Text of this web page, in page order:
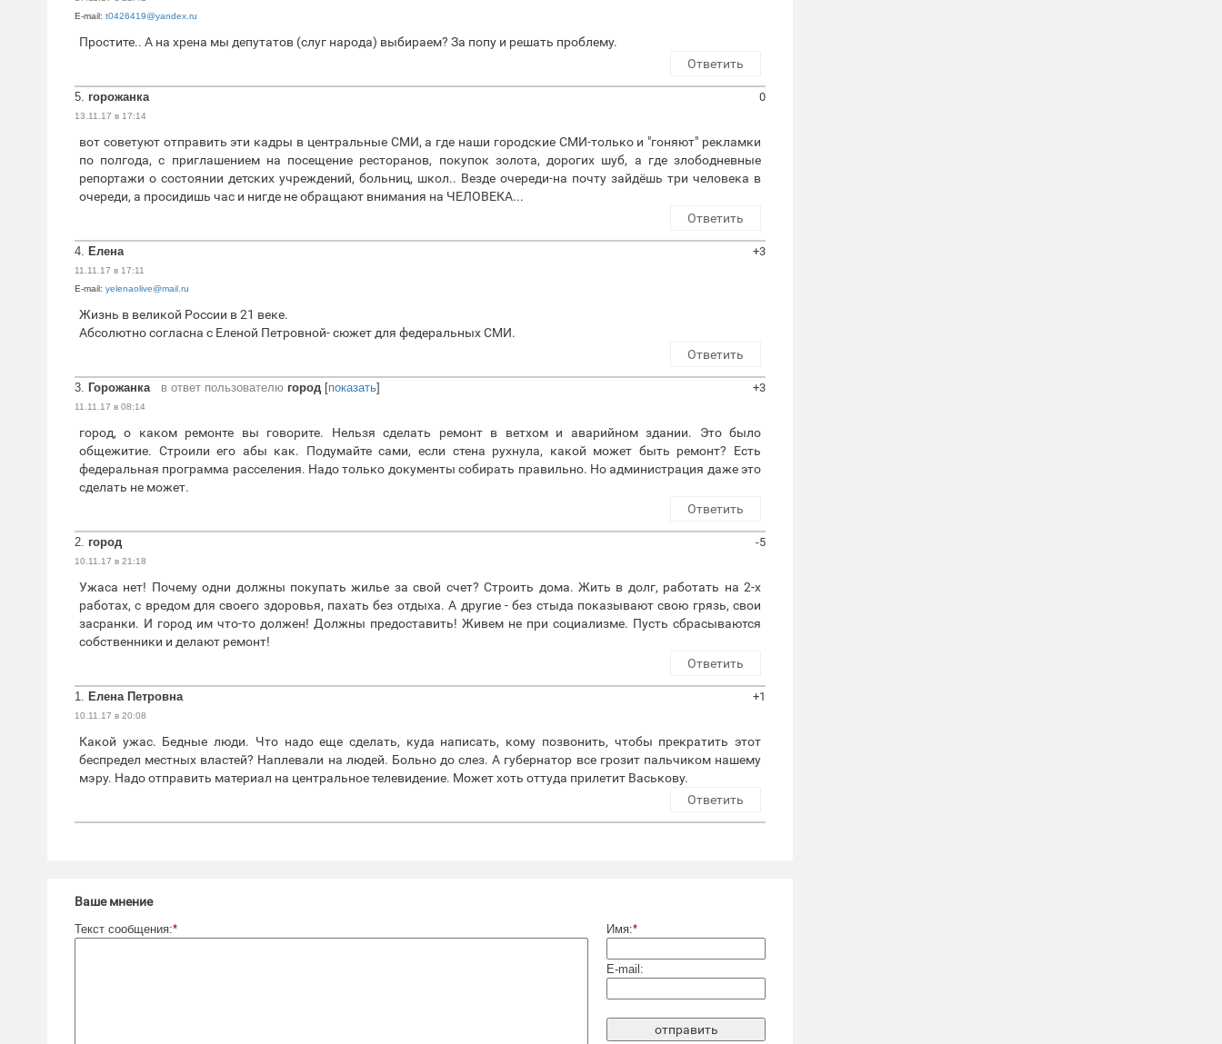
E-mail: t0426419@yandex.ru
Простите.. А на хрена мы депутатов (слуг народа) выбираем? За попу и решать проблему.
Ответить
5. горожанка
13.11.17 в 17:14
0
вот советуют отправить эти кадры в центральные СМИ, а где наши городские СМИ-только и "гоняют" рекламки
по полгода, с приглашением на посещение ресторанов, покупок золота, дорогих шуб, а где злободневные
репортажи о состоянии детских учреждений, больниц, школ.. Везде очереди-на почту зайдёшь три человека в
очереди, а просидишь час и нигде не обращают внимания на ЧЕЛОВЕКА...
Ответить
4. Елена
11.11.17 в 17:11
E-mail: yelenaolive@mail.ru
+3
Жизнь в великой России в 21 веке.
Абсолютно согласна с Еленой Петровной- сюжет для федеральных СМИ.
Ответить
3. Горожанка в ответ пользователю город [показать]
11.11.17 в 08:14
+3
город, о каком ремонте вы говорите. Нельзя сделать ремонт в ветхом и аварийном здании. Это было
общежитие. Строили его абы как. Подумайте сами, если стена рухнула, какой может быть ремонт? Есть
федеральная программа расселения. Надо только документы собирать правильно. Но администрация даже это
сделать не может.
Ответить
2. город
10.11.17 в 21:18
-5
Ужаса нет! Почему одни должны покупать жилье за свой счет? Строить дома. Жить в долг, работать на 2-х
работах, с вредом для своего здоровья, пахать без отдыха. А другие - без стыда показывают свою грязь, свои
засранки. И город им что-то должен! Должны предоставить! Живем не при социализме. Пусть сбрасываются
собственники и делают ремонт!
Ответить
1. Елена Петровна
10.11.17 в 20:08
+1
Какой ужас. Бедные люди. Что надо еще сделать, куда написать, кому позвонить, чтобы прекратить этот
беспредел местных властей? Наплевали на людей. Больно до слез. А губернатор все грозит пальчиком нашему
мэру. Надо отправить материал на центральное телевидение. Может хоть оттуда прилетит Васькову.
Ответить
Ваше мнение
Текст сообщения:* Имя:*
E-mail: